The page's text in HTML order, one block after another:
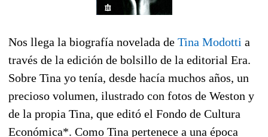
Nos llega la biografía novelada de Tina Modotti a
través de la edición de bolsillo de la editorial Era.
Sobre Tina yo tenía, desde hacía muchos años, un
precioso volumen, ilustrado con fotos de Weston y
de la propia Tina, que editó el Fondo de Cultura
Económica*. Como Tina pertenece a una época